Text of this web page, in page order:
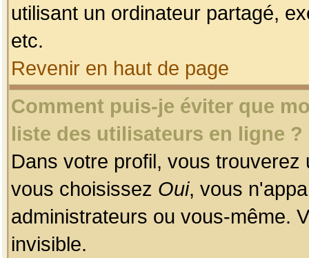
utilisant un ordinateur partagé,
etc.
Revenir en haut de page
Comment puis-je éviter que
liste des utilisateurs en ligne ?
Dans votre profil, vous
vous choisissez Oui, vous
administrateurs ou vous-même.
invisible.